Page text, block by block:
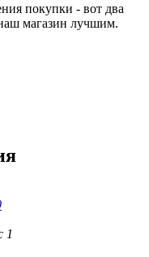
покупки - вот два
магазин лучшим.
1